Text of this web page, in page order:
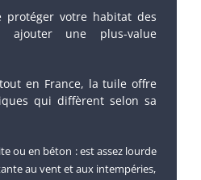
votre habitat des
une plus-value
en France, la tuile offre
qui diffèrent selon sa
ou en béton : est assez lourde
au vent et aux intempéries,